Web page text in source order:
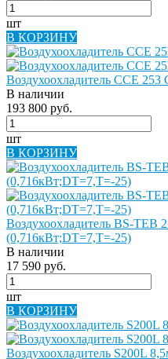
шт
В КОРЗИНУ
Воздухоохладитель CCE
В наличии
193 800 руб.
шт
В КОРЗИНУ
Воздухоохладитель BS-TEB
(0,716кВт;DT=7,Т=-25)
В наличии
17 590 руб.
шт
В КОРЗИНУ
Воздухоохладитель S200L